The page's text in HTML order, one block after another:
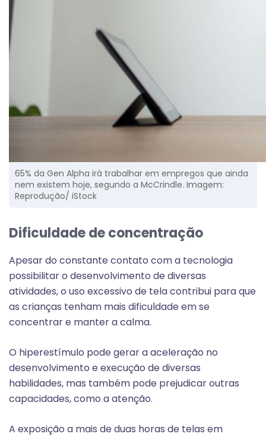
65% da Gen Alpha irá trabalhar em empregos que ainda
nem existem hoje, segundo a McCrindle. Imagem:
Reprodução/ iStock
Dificuldade de concentração
Apesar do constante contato com a tecnologia
possibilitar o desenvolvimento de diversas
atividades, o uso excessivo de tela contribui para que
as crianças tenham mais dificuldade em se
concentrar e manter a calma.
O hiperestímulo pode gerar a aceleração no
desenvolvimento e execução de diversas
habilidades, mas também pode prejudicar outras
capacidades, como a atenção.
A exposição a mais de duas horas de telas em